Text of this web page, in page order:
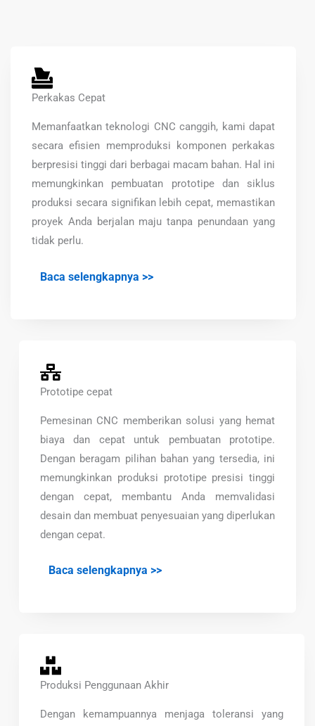
Perkakas Cepat
Memanfaatkan teknologi CNC canggih, kami dapat
secara efisien memproduksi komponen perkakas
berpresisi tinggi dari berbagai macam bahan. Hal ini
memungkinkan pembuatan prototipe dan siklus
produksi secara signifikan lebih cepat, memastikan
proyek Anda berjalan maju tanpa penundaan yang
tidak perlu.
Baca selengkapnya >>
Prototipe cepat
Pemesinan CNC memberikan solusi yang hemat
biaya dan cepat untuk pembuatan prototipe.
Dengan beragam pilihan bahan yang tersedia, ini
memungkinkan produksi prototipe presisi tinggi
dengan cepat, membantu Anda memvalidasi
desain dan membuat penyesuaian yang diperlukan
dengan cepat.
Baca selengkapnya >>
Produksi Penggunaan Akhir
Dengan kemampuannya menjaga toleransi yang